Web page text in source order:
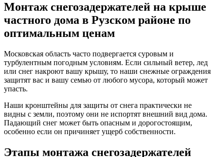
Монтаж снегозадержателей на крыше
частного дома в Рузском районе по
оптимальным ценам
Московская область часто подвергается суровым и
турбулентным погодным условиям. Если сильный ветер, лед
или снег накроют вашу крышу, то наши снежные ограждения
защитят вас и вашу семью от любого мусора, который может
упасть.
Наши кронштейны для защиты от снега практически не
видны с земли, поэтому они не испортят внешний вид дома.
Падающий снег может быть опасным и дорогостоящим,
особенно если он причиняет ущерб собственности.
Этапы монтажа снегозадержателей